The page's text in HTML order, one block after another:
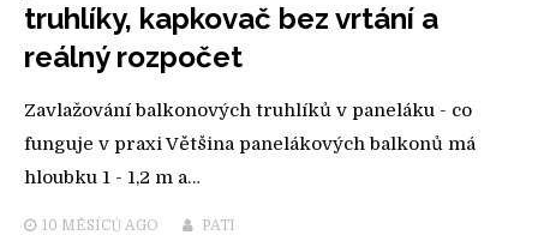
truhlíky, kapkovač bez vrtání a
reálný rozpočet
Zavlažování balkonových truhlíků v paneláku - co
funguje v praxi Většina panelákových balkonů má
hloubku 1 - 1,2 m a…
10 MĚSÍCŮ AGO PATI